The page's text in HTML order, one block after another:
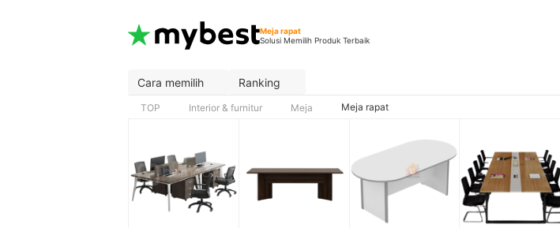
Meja rapat
Solusi Memilih Produk Terbaik
Cara memilih Ranking
TOP Interior & furnitur Meja Meja rapat